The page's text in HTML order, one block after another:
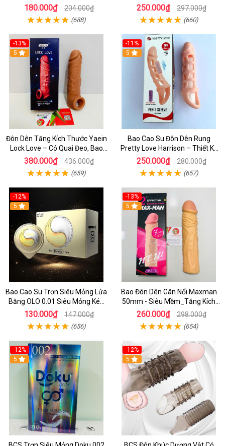
Chống Tuột
180.000₫ 204.000₫
(688)
Thích, Tăng Kích Thước Cực
Đỉnh
250.000₫ 297.000₫
(660)
-13%
5
Đôn Dên Tăng Kích Thước Yaein
Lock Love – Có Quai Đeo, Bao
Cao Su Giả Dương Vật Chính
Hãng
380.000₫ 436.000₫
(659)
-11%
5
Bao Cao Su Đôn Dên Rung
Pretty Love Harrison – Thiết Kế
Lưới Kích Thích Mạnh
250.000₫ 280.000₫
(657)
-12%
5
Bao Cao Su Trơn Siêu Mỏng Lửa
Băng OLO 0.01 Siêu Mỏng Kéo
Dài Thời Gian
130.000₫ 147.000₫
(656)
-13%
5
Bao Đôn Dên Gân Nổi Maxman
50mm - Siêu Mềm_Tăng Kích
Thước_Kéo Dài Cuộc Yêu
260.000₫ 298.000₫
(654)
-12%
5
-12%
5